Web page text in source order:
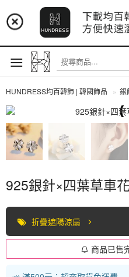
📢 市集預告：
📢 市集預告：9/
📢 市集預告：8/22-
註冊
HUNDRESS均百韓飾 | 韓國飾品 銀
全部商品
925銀針×四葉草車
折疊遮陽涼扇
商品已售